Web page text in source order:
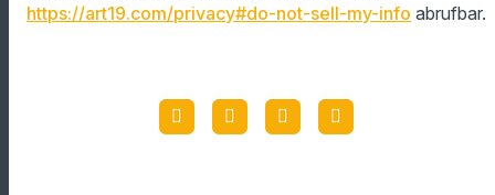
https://art19.com/privacy#do-not-sell-my-info abrufbar.